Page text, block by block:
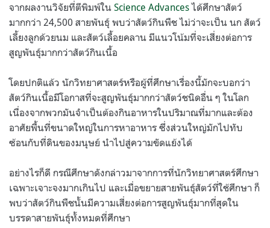
จากผลงานวิจัยที่ตีพิมพ์ใน Science Advancesได้ศึกษาสัตว์
มากกว่า 24,500 สายพันธุ์ พบว่าสัตว์กินพืช ไม่ว่าจะเป็น นก สัตว์
เลี้ยงลูกด้วยนม และสัตว์เลื้อยคลาน มีแนวโน้มที่จะเสี่ยงต่อการ
สูญพันธุ์มากกว่าสัตว์กินเนื้อ
โดยปกติแล้ว นักวิทยาศาสตร์หรือผู้ที่ศึกษาเรื่องนี้มักจะบอกว่า
สัตว์กินเนื้อมีโอกาสที่จะสูญพันธุ์มากกว่าสัตว์ชนิดอื่น ๆ ในโลก
เนื่องจากพวกมันจำเป็นต้องกินอาหารในปริมาณที่มากและต้อง
อาศัยพื้นที่ขนาดใหญ่ในการหาอาหาร ซึ่งส่วนใหญ่มักไปทับ
ซ้อนกับที่ดินของมนุษย์ นำไปสู่ความขัดแย้งได้
อย่างไรก็ดี กรณีศึกษาดังกล่าวมาจากการที่นักวิทยาศาสตร์ศึกษา
เฉพาะเจาะจงมากเกินไป และเมื่อขยายสายพันธุ์สัตว์ที่ใช้ศึกษา ก็
พบว่าสัตว์กินพืชนั้นมีความเสี่ยงต่อการสูญพันธุ์มากที่สุดใน
บรรดาสายพันธุ์ทั้งหมดที่ศึกษา